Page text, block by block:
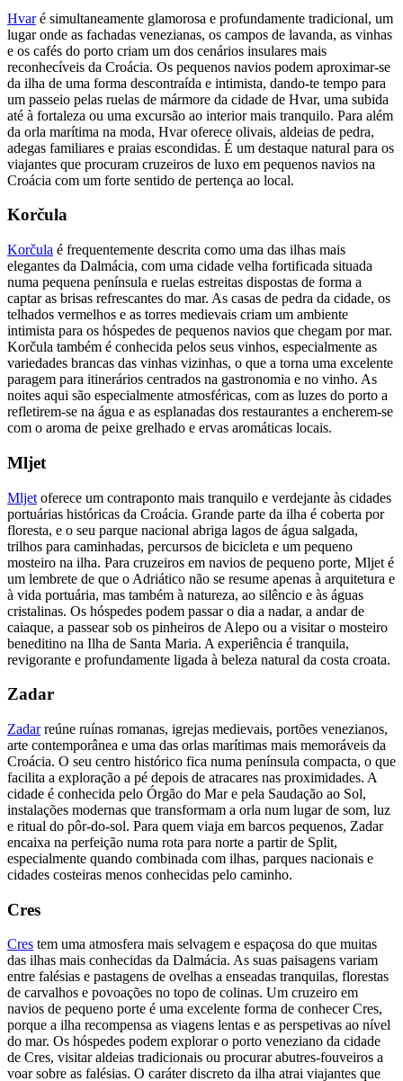
Hvaré simultaneamente glamorosa e profundamente tradicional, um
lugar onde as fachadas venezianas, os campos de lavanda, as vinhas
e os cafés do porto criam um dos cenários insulares mais
reconhecíveis da Croácia. Os pequenos navios podem aproximar-se
da ilha de uma forma descontraída e intimista, dando-te tempo para
um passeio pelas ruelas de mármore da cidade de Hvar, uma subida
até à fortaleza ou uma excursão ao interior mais tranquilo. Para além
da orla marítima na moda, Hvar oferece olivais, aldeias de pedra,
adegas familiares e praias escondidas. É um destaque natural para os
viajantes que procuram cruzeiros de luxo em pequenos navios na
Croácia com um forte sentido de pertença ao local.
Korčula
Korčula é frequentemente descrita como uma das ilhas mais
elegantes da Dalmácia, com uma cidade velha fortificada situada
numa pequena península e ruelas estreitas dispostas de forma a
captar as brisas refrescantes do mar. As casas de pedra da cidade, os
telhados vermelhos e as torres medievais criam um ambiente
intimista para os hóspedes de pequenos navios que chegam por mar.
Korčula também é conhecida pelos seus vinhos, especialmente as
variedades brancas das vinhas vizinhas, o que a torna uma excelente
paragem para itinerários centrados na gastronomia e no vinho. As
noites aqui são especialmente atmosféricas, com as luzes do porto a
refletirem-se na água e as esplanadas dos restaurantes a encherem-se
com o aroma de peixe grelhado e ervas aromáticas locais.
Mljet
Mljet oferece um contraponto mais tranquilo e verdejante às cidades
portuárias históricas da Croácia. Grande parte da ilha é coberta por
floresta, e o seu parque nacional abriga lagos de água salgada,
trilhos para caminhadas, percursos de bicicleta e um pequeno
mosteiro na ilha. Para cruzeiros em navios de pequeno porte, Mljet é
um lembrete de que o Adriático não se resume apenas à arquitetura e
à vida portuária, mas também à natureza, ao silêncio e às águas
cristalinas. Os hóspedes podem passar o dia a nadar, a andar de
caiaque, a passear sob os pinheiros de Alepo ou a visitar o mosteiro
beneditino na Ilha de Santa Maria. A experiência é tranquila,
revigorante e profundamente ligada à beleza natural da costa croata.
Zadar
Zadarreúne ruínas romanas, igrejas medievais, portões venezianos,
arte contemporânea e uma das orlas marítimas mais memoráveis da
Croácia. O seu centro histórico fica numa península compacta, o que
facilita a exploração a pé depois de atracares nas proximidades. A
cidade é conhecida pelo Órgão do Mar e pela Saudação ao Sol,
instalações modernas que transformam a orla num lugar de som, luz
e ritual do pôr-do-sol. Para quem viaja em barcos pequenos, Zadar
encaixa na perfeição numa rota para norte a partir de Split,
especialmente quando combinada com ilhas, parques nacionais e
cidades costeiras menos conhecidas pelo caminho.
Cres
Cres tem uma atmosfera mais selvagem e espaçosa do que muitas
das ilhas mais conhecidas da Dalmácia. As suas paisagens variam
entre falésias e pastagens de ovelhas a enseadas tranquilas, florestas
de carvalhos e povoações no topo de colinas. Um cruzeiro em
navios de pequeno porte é uma excelente forma de conhecer Cres,
porque a ilha recompensa as viagens lentas e as perspetivas ao nível
do mar. Os hóspedes podem explorar o porto veneziano da cidade
de Cres, visitar aldeias tradicionais ou procurar abutres-fouveiros a
voar sobre as falésias. O caráter discreto da ilha atrai viajantes que